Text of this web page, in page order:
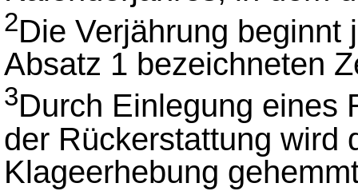
2Die Verjährung beginnt
Absatz 1 bezeichneten
3Durch Einlegung eines
der Rückerstattung wird
Klageerhebung